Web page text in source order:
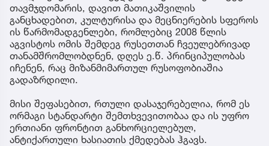
თავმჯდომარის, დავით მათიკაშვილის
განცხადებით, კულტურისა და მეცნიერების სფეროს
ის წარმომადგენლები, რომლებიც 2008 წლის
აგვისტოს ომის შემდეგ რუსეთთან ჩვეულებრივად
თანამშრომლობდნენ, დღეს ე.წ. პრინციპულობას
იჩენენ, რაც მიზანმიმართულ რუსოფობიაშია
გადაზრდილი.
მისი შეფასებით, რთული დასაჯერებელია, რომ ეს
ორმაგი სტანდარტი შემთხვევითობაა და ის უფრო
ერთიანი ფრონტით განხორციელებულ,
ანტიქართული ხასიათის ქმედებას ჰგავს.